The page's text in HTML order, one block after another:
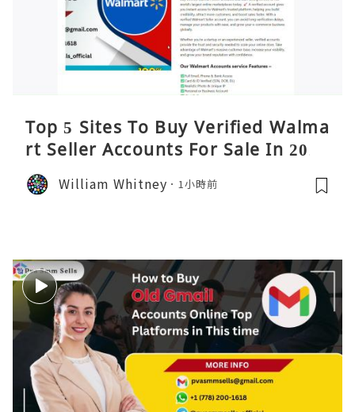
Top 5 Sites To Buy Verified Walma
rt Seller Accounts For Sale In 2026
William Whitney 1小時前